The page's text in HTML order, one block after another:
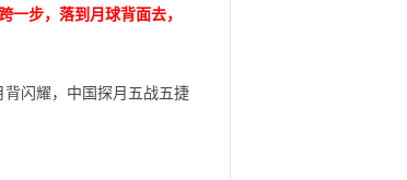
一步，落到月球背面去，
闪耀，中国探月五战五捷